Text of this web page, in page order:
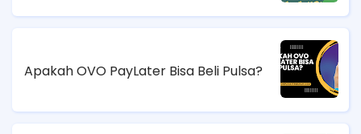
Apakah OVO PayLater Bisa Beli Pulsa?